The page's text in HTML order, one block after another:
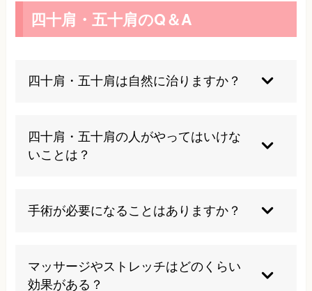
四十肩・五十肩のQ＆A
四十肩・五十肩は自然に治りますか？
化すると長期間症状が続くため、早めの対処が大
切です。
四十肩・五十肩の人がやってはいけな
いことは？
断で過度な運動やマッサージをするのは避けてく
手術が必要になることはありますか？
症例では手術が検討されることもあります。
マッサージやストレッチはどのくらい
効果がある？